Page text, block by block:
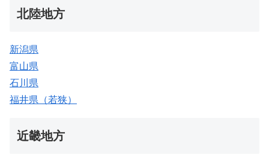
北陸地方
新潟県
富山県
石川県
福井県（若狭）
近畿地方